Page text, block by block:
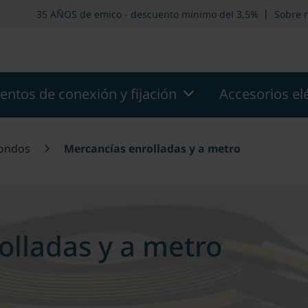
al pie de página Ir al menú principal de la página
35 AÑOS de emico - descuento mínimo del 3,5% | Sobre
de conexión y fijación Accesorios
Mercancías enrolladas y a metro
y a metro